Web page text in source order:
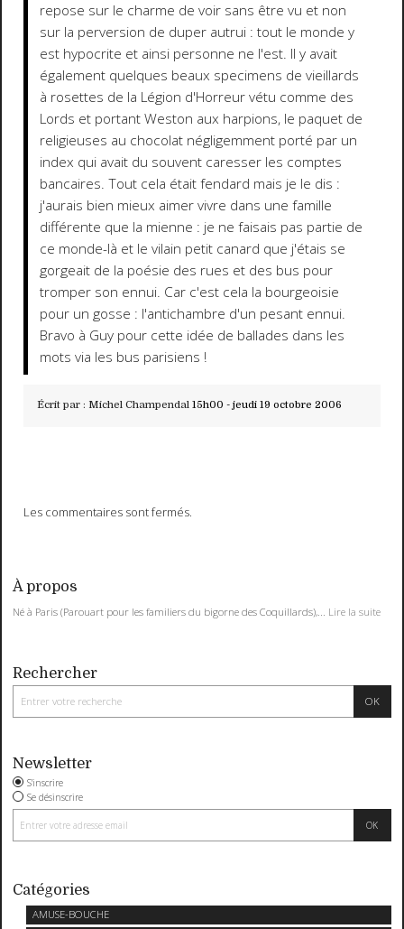
repose sur le charme de voir sans être vu et non
sur la perversion de duper autrui : tout le monde y
est hypocrite et ainsi personne ne l'est. Il y avait
également quelques beaux specimens de vieillards
à rosettes de la Légion d'Horreur vétu comme des
Lords et portant Weston aux harpions, le paquet de
religieuses au chocolat négligemment porté par un
index qui avait du souvent caresser les comptes
bancaires. Tout cela était fendard mais je le dis :
j'aurais bien mieux aimer vivre dans une famille
différente que la mienne : je ne faisais pas partie de
ce monde-là et le vilain petit canard que j'étais se
gorgeait de la poésie des rues et des bus pour
tromper son ennui. Car c'est cela la bourgeoisie
pour un gosse : l'antichambre d'un pesant ennui.
Bravo à Guy pour cette idée de ballades dans les
mots via les bus parisiens !
Écrit par : Michel Champendal 15h00 - jeudi 19 octobre 2006
Les commentaires sont fermés.
À propos
Né à Paris (Parouart pour les familiers du bigorne des Coquillards),... Lire la suite
Rechercher
Newsletter
S'inscrire
Se désinscrire
Catégories
AMUSE-BOUCHE